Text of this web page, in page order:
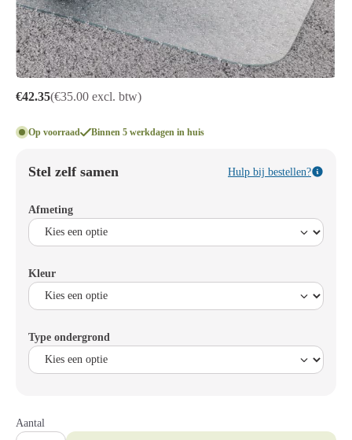
€42.35(€35.00 excl. btw)
Op voorraad Binnen 5 werkdagen in huis
Stel zelf samen Hulp bij bestellen?
Afmeting
Kleur
Type ondergrond
Aantal